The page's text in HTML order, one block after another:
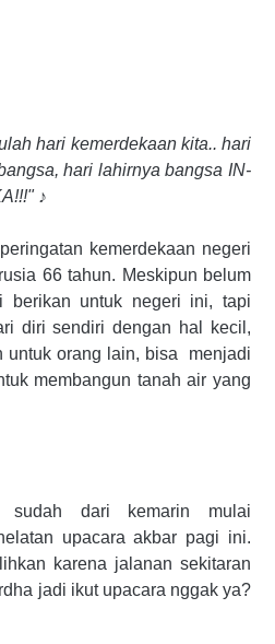
hari kemerdekaan kita.. hari
hari lahirnya bangsa IN-
♪
kemerdekaan negeri
66 tahun. Meskipun belum
berikan untuk negeri ini, tapi
diri sendiri dengan hal kecil,
untuk orang lain, bisa menjadi
membangun tanah air yang
sudah dari kemarin mulai
upacara akbar pagi ini.
karena jalanan sekitaran
jadi ikut upacara nggak ya?